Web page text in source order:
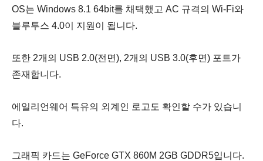
OS는 Windows 8.1 64bit를 채택했고 AC 규격의 Wi-Fi와
블루투스 4.0이 지원이 됩니다.
또한 2개의 USB 2.0(전면), 2개의 USB 3.0(후면) 포트가
존재합니다.
에일리언웨어 특유의 외계인 로고도 확인할 수가 있습니
다.
그래픽 카드는 GeForce GTX 860M 2GB GDDR5입니다.